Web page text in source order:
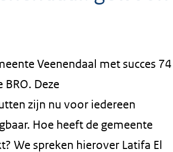
Veenendaal met succes 74
Deze
zijn nu voor iedereen
Hoe heeft de gemeente
We spreken hierover Latifa El